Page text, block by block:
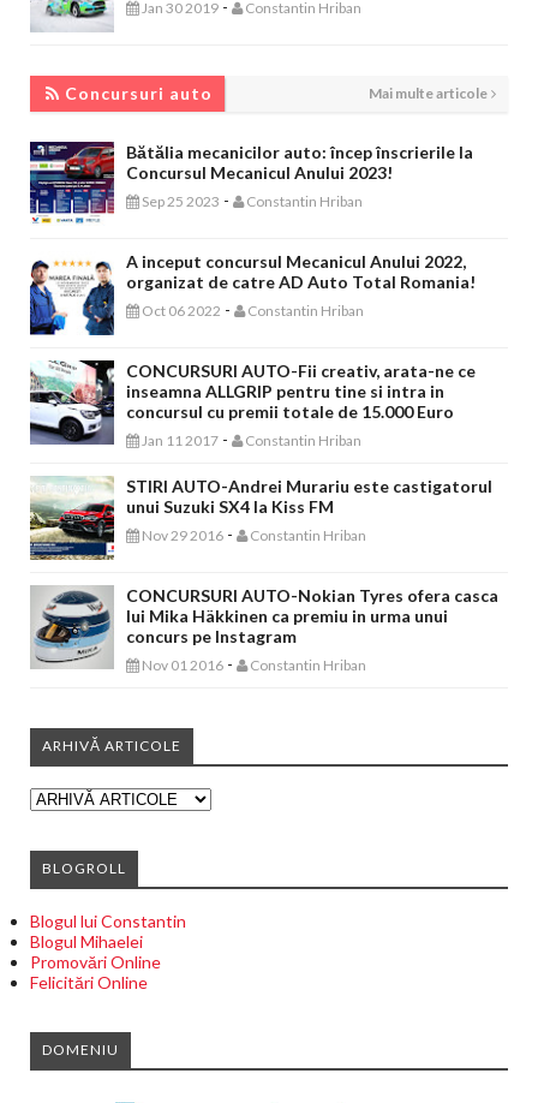
Jan 30 2019 - Constantin Hriban
Concursuri auto Mai multe articole
Bătălia mecanicilor auto: încep înscrierile la
Concursul Mecanicul Anului 2023!
Sep 25 2023 - Constantin Hriban
A inceput concursul Mecanicul Anului 2022,
organizat de catre AD Auto Total Romania!
Oct 06 2022 - Constantin Hriban
CONCURSURI AUTO-Fii creativ, arata-ne ce
inseamna ALLGRIP pentru tine si intra in
concursul cu premii totale de 15.000 Euro
Jan 11 2017 - Constantin Hriban
STIRI AUTO-Andrei Murariu este castigatorul
unui Suzuki SX4 la Kiss FM
Nov 29 2016 - Constantin Hriban
CONCURSURI AUTO-Nokian Tyres ofera casca
lui Mika Häkkinen ca premiu in urma unui
concurs pe Instagram
Nov 01 2016 - Constantin Hriban
ARHIVĂ ARTICOLE
BLOGROLL
Blogul lui Constantin
Blogul Mihaelei
Promovări Online
Felicitări Online
DOMENIU